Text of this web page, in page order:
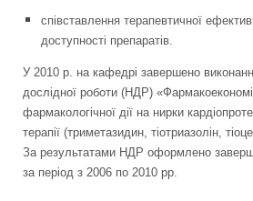
співставлення терапевтичної
доступності препаратів.
У 2010 р. на кафедрі завершено
дослідної роботи (НДР)
фармакологічної дії на нирки
терапії (триметазидин, тіотриазолін,
За результатами НДР оформлено
за період з 2006 по 2010 рр.